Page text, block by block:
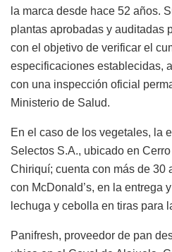
la marca desde hace 52 años.
plantas aprobadas y auditadas
con el objetivo de verificar el
especificaciones establecidas,
con una inspección oficial
Ministerio de Salud.
En el caso de los vegetales, la
Selectos S.A., ubicado en
Chiriquí; cuenta con más de 30
con McDonald’s, en la entrega
lechuga y cebolla en tiras para
Panifresh, proveedor de pan